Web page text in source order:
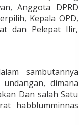
Anggota DPRD
Kepala OPD,
dan Pelepat Ilir,
sambutannya
dimana
Dan salah Satu
habblumminnas